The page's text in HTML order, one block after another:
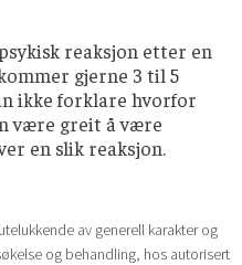
reaksjon etter en
gjerne 3 til 5
ikke forklare hvorfor
være greit å være
en slik reaksjon.
av generell karakter og
og behandling, hos autorisert